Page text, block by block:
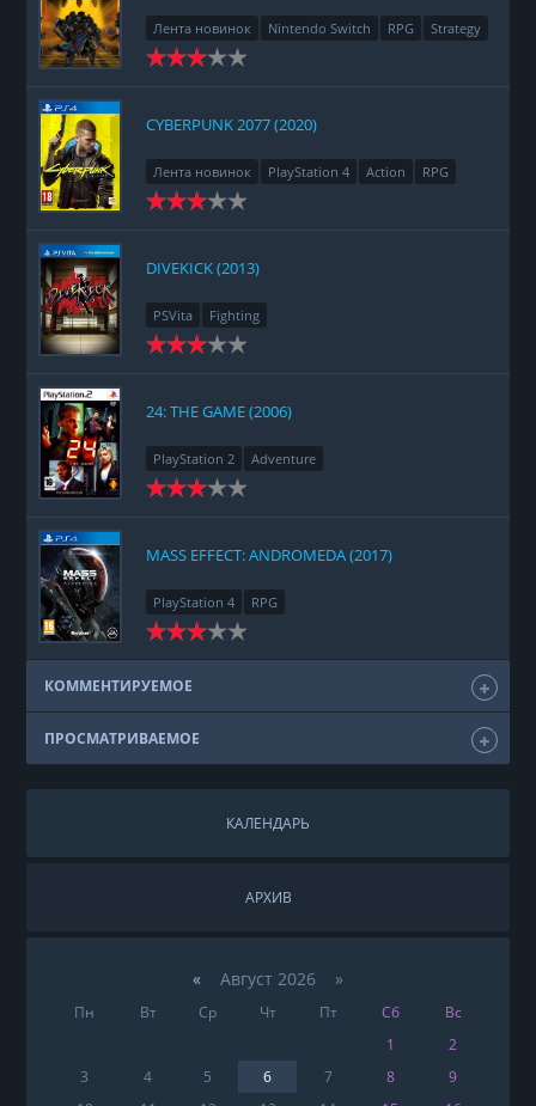
Лента новинок Nintendo Switch RPG Strategy
CYBERPUNK 2077 (2020)
Лента новинок PlayStation 4 Action
RPG
Racing
Adventure
DIVEKICK (2013)
PSVita Fighting
24: THE GAME (2006)
PlayStation 2 Adventure
MASS EFFECT: ANDROMEDA (2017)
PlayStation 4 RPG
КОММЕНТИРУЕМОЕ
ПРОСМАТРИВАЕМОЕ
КАЛЕНДАРЬ
АРХИВ
«Август 2026 »
Пн Вт Ср Чт Пт Сб
Вс
1
2
3
4 5 6 7 8
9